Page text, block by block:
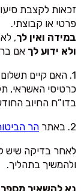
זכאות לקצבת
פרטי או קבוצתי.
במידה ואין לך,
ולא ידוע לך אם
1. האם קיים
כרטיסי האשראי,
בדו”ח החיוב
2. באתר
הר
לאחר בדיקה שיש
ולהמשיך בתהליך.
נא להשאיר מספר